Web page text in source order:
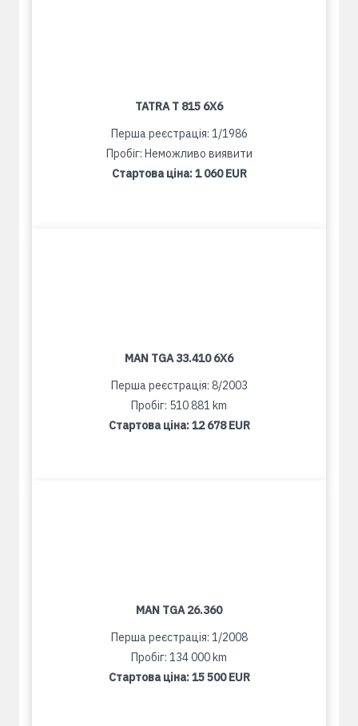
TATRA T 815 6X6
Перша реєстрація: 1/1986
Пробіг: Неможливо виявити
Стартова ціна:1 060 EUR
MAN TGA 33.410 6X6
Перша реєстрація: 8/2003
Пробіг: 510 881 km
Стартова ціна:12 678 EUR
MAN TGA 26.360
Перша реєстрація: 1/2008
Пробіг: 134 000 km
Стартова ціна:15 500 EUR